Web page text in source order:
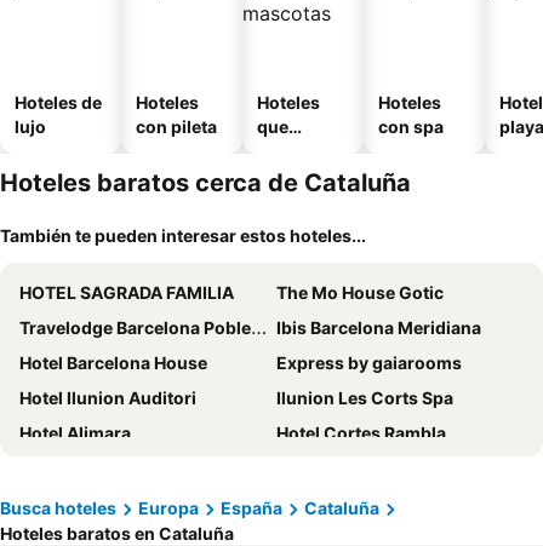
Hoteles de
lujo
Hoteles
con pileta
Hoteles
que
mascotas
Hoteles
con spa
playa
Hoteles baratos cerca de Cataluña
También te pueden interesar estos hoteles...
HOTEL SAGRADA FAMILIA
The Mo House Gotic
Travelodge Barcelona Poblenou
Ibis Barcelona Meridiana
Hotel Barcelona House
Express by gaiarooms
Hotel Ilunion Auditori
Ilunion Les Corts Spa
Hotel Alimara
Hotel Cortes Rambla
Hotel Indigo Barcelona Plaza Espana By Ihg
Ramblas Hotel
HCC Taber
Busca hoteles Europa España
Cataluña
Hoteles baratos en Cataluña